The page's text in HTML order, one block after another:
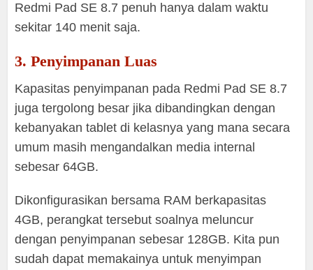
Redmi Pad SE 8.7 penuh hanya dalam waktu
sekitar 140 menit saja.
3. Penyimpanan Luas
Kapasitas penyimpanan pada Redmi Pad SE 8.7
juga tergolong besar jika dibandingkan dengan
kebanyakan tablet di kelasnya yang mana secara
umum masih mengandalkan media internal
sebesar 64GB.
Dikonfigurasikan bersama RAM berkapasitas
4GB, perangkat tersebut soalnya meluncur
dengan penyimpanan sebesar 128GB. Kita pun
sudah dapat memakainya untuk menyimpan